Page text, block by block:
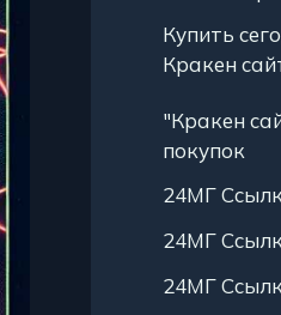
Купить
Кракен
"Кракен
покупок
24МГ
24МГ
24МГ